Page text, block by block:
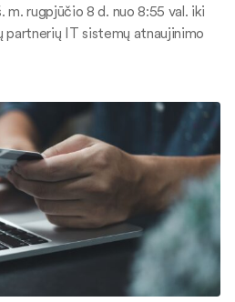
m. rugpjūčio 8 d. nuo 8:55 val. iki
partnerių IT sistemų atnaujinimo